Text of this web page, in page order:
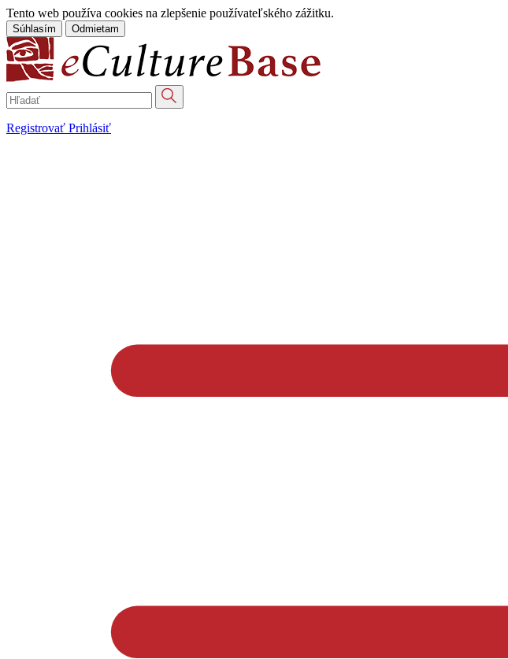
Tento web používa cookies na zlepšenie používateľského zážitku.
Súhlasím Odmietam
Registrovať Prihlásiť